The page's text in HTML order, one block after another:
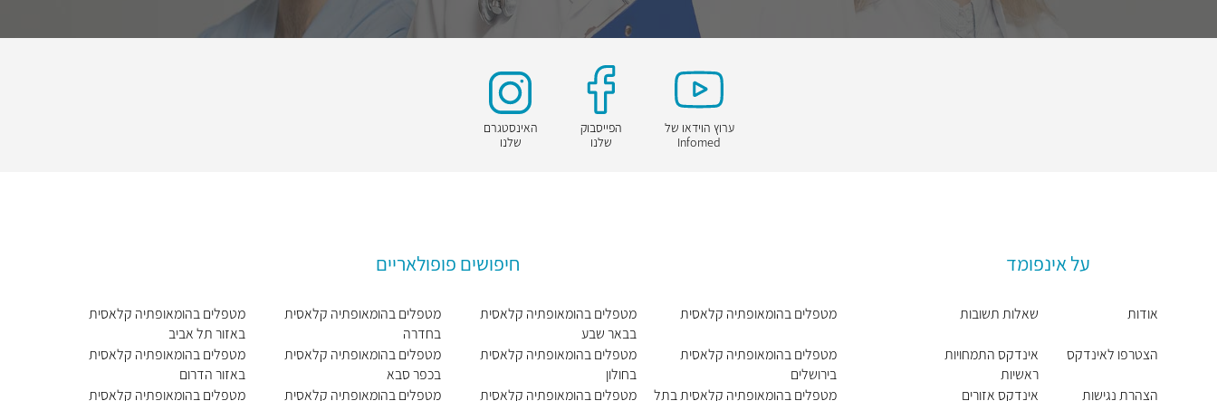
ערוץ הוידאו של
Infomed
הפייסבוק
שלנו
האינסטגרם
שלנו
על אינפומד
אודות
הצטרפו לאינדקס
הצהרת נגישות
שאלות תשובות
אינדקס התמחויות
ראשיות
אינדקס אזורים
חיפושים פופולאריים
מטפלים בהומאופתיה קלאסית
מטפלים בהומאופתיה קלאסית
בירושלים
מטפלים בהומאופתיה קלאסית בתל
מטפלים בהומאופתיה קלאסית
בבאר שבע
מטפלים בהומאופתיה קלאסית
בחולון
מטפלים בהומאופתיה קלאסית
מטפלים בהומאופתיה קלאסית
בחדרה
מטפלים בהומאופתיה קלאסית
בכפר סבא
מטפלים בהומאופתיה קלאסית
מטפלים בהומאופתיה קלאסית
באזור תל אביב
מטפלים בהומאופתיה קלאסית
באזור הדרום
מטפלים בהומאופתיה קלאסית